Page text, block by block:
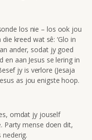
los nie – los ook jou
kreed wat sê: ‘Glo in
ander, sodat jy goed
aan Jesus se lering in
jy is verlore (Jesaja
as jou enigste hoop.
omdat jy jouself
Party mense doen dit,